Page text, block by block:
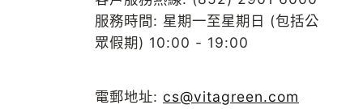
服務時間: 星期一至星期日 (包括公
眾假期) 10:00 - 19:00
電郵地址: cs@vitagreen.com